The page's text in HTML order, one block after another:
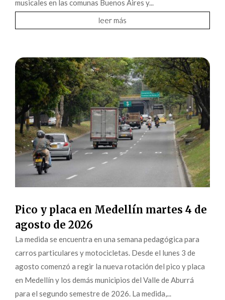
musicales en las comunas Buenos Aires y...
leer más
Pico y placa en Medellín martes 4 de
agosto de 2026
La medida se encuentra en una semana pedagógica para
carros particulares y motocicletas. Desde el lunes 3 de
agosto comenzó a regir la nueva rotación del pico y placa
en Medellín y los demás municipios del Valle de Aburrá
para el segundo semestre de 2026. La medida,...